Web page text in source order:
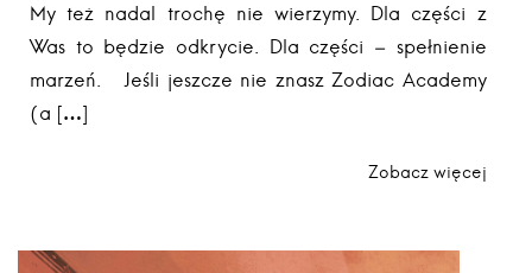
My też nadal trochę nie wierzymy. Dla części z
Was to będzie odkrycie. Dla części – spełnienie
marzeń. Jeśli jeszcze nie znasz Zodiac Academy
(a […]
Zobacz więcej